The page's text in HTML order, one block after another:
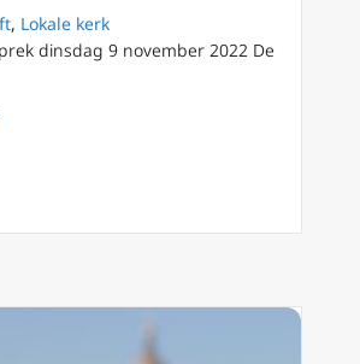
, Lokale kerk
dinsdag 9 november 2022 De
Ad Limina bezoek dag 3